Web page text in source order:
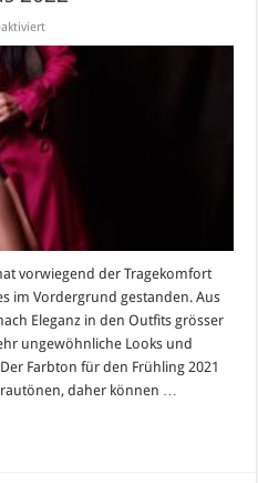
für
Die
Modetrends
2022
vorwiegend der Tragekomfort
im Vordergrund gestanden. Aus
Eleganz in den Outfits grösser
ungewöhnliche Looks und
Farbton für den Frühling 2021
daher können …